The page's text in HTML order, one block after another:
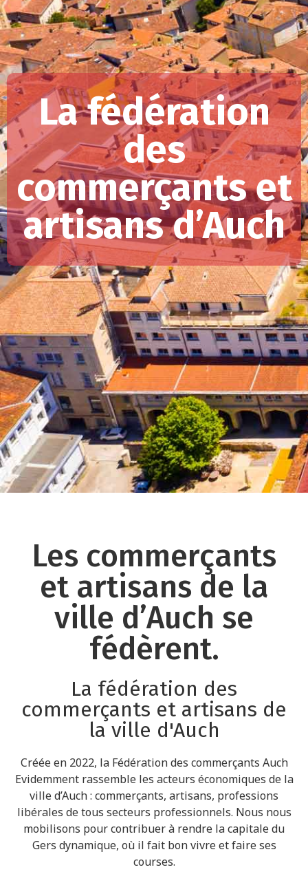
La fédération
des
commerçants et
artisans d’Auch
Les commerçants
et artisans de la
ville d’Auch se
fédèrent.
La fédération des
commerçants et artisans de
la ville d'Auch
Créée en 2022, la Fédération des commerçants Auch
Evidemment rassemble les acteurs économiques de la
ville d’Auch : commerçants, artisans, professions
libérales de tous secteurs professionnels. Nous nous
mobilisons pour contribuer à rendre la capitale du
Gers dynamique, où il fait bon vivre et faire ses
courses.